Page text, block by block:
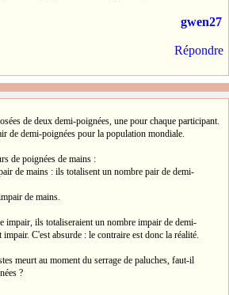
gwen27
Répondre
de deux demi-poignées, une pour chaque participant.
de demi-poignées pour la population mondiale.
de poignées de mains :
de mains : ils totalisent un nombre pair de demi-
de mains.
impair, ils totaliseraient un nombre impair de demi-
C'est absurde : le contraire est donc la réalité.
meurt au moment du serrage de paluches, faut-il
?